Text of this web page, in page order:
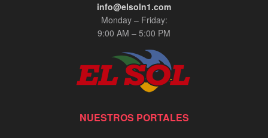
info@elsoln1.com
Monday – Friday:
9:00 AM – 5:00 PM
NUESTROS PORTALES